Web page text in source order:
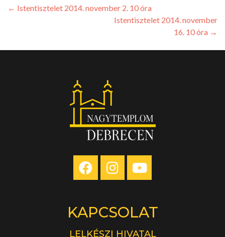
← Istentisztelet 2014. november 2. 10 óra
Istentisztelet 2014. november
16. 10 óra →
KAPCSOLAT
LELKÉSZI HIVATAL